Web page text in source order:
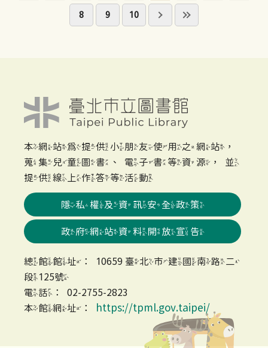
8 9 10
本網站為提供小朋友使用之網站，
蒐集兒童圖書、電子書等資源，並
提供線上作答等活動
隱私權及資訊安全政策
政府網站資料開放宣告
總館館址：10659 臺北市建國南路二
段125號
電話：02-2755-2823
本館網址：
https://tpml.gov.taipei/